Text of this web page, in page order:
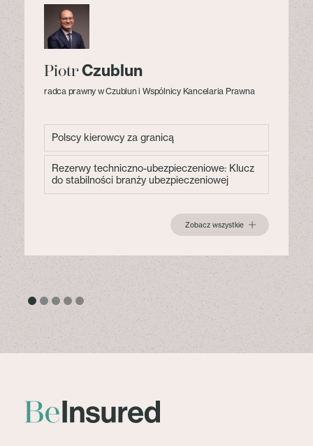
PiotrCzublun
radca prawny w Czublun i Wspólnicy Kancelaria Prawna
Polscy kierowcy za granicą
Rezerwy techniczno-ubezpieczeniowe: Klucz
do stabilności branży ubezpieczeniowej
Zobacz wszystkie